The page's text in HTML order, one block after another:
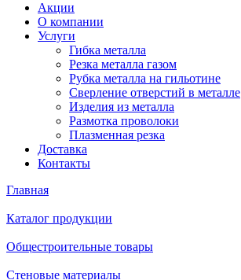
Акции
О компании
Услуги
Гибка металла
Резка металла газом
Рубка металла на гильотине
Сверление отверстий в металле
Изделия из металла
Размотка проволоки
Плазменная резка
Доставка
Контакты
Главная
Каталог продукции
Общестроительные товары
Стеновые материалы